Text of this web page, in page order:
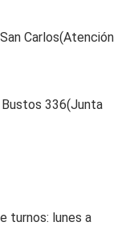
Carlos(Atención
336(Junta
turnos: lunes a